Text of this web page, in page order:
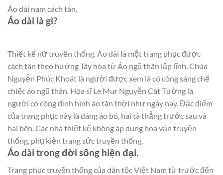
Áo dài nam cách tân.
Áo dài là gì?
Thiết kế nữ truyền thống. Áo dài là một trang phục được
cách tân theo hướng Tây hóa từ Áo ngũ thân lập lĩnh. Chúa
Nguyễn Phúc Khoát là người được xem là có công sáng chế
chiếc áo ngũ thân. Họa sĩ Le Mur Nguyễn Cát Tường là
người có công định hình áo tân thời như ngày nay. Đặc điểm
của trang phục này là dáng áo bó, hai tà thẳng trước sau và
hai bên. Các nhà thiết kế không áp dụng hoa văn truyền
thống, phụ kiện trang sức truyền thống.
Áo dài trong đời sống hiện đại.
Trang phục truyền thống của dân tộc Việt Nam từ trước đến